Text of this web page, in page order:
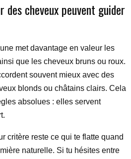
cheveux peuvent guider
met davantage en valeur les
que les cheveux bruns ou roux.
souvent mieux avec des
blonds ou châtains clairs. Cela
absolues : elles servent
critère reste ce qui te flatte quand
naturelle. Si tu hésites entre